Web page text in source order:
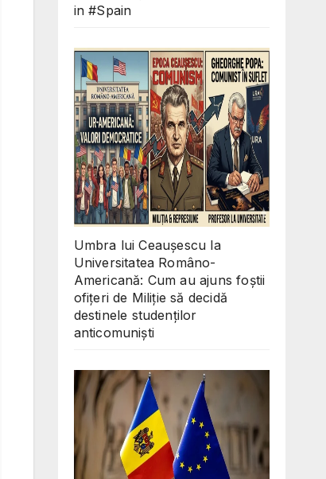
in #Spain
Umbra lui Ceaușescu la
Universitatea Româno-
Americană: Cum au ajuns foștii
ofițeri de Miliție să decidă
destinele studenților
anticomuniști